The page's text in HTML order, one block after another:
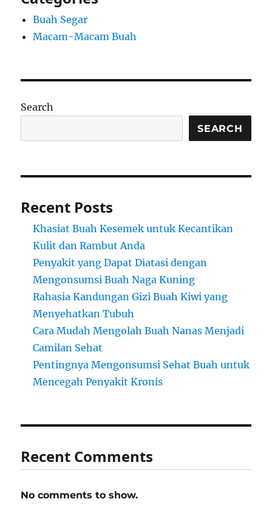
Buah Segar
Macam-Macam Buah
Search
SEARCH
Recent Posts
Khasiat Buah Kesemek untuk Kecantikan
Kulit dan Rambut Anda
Penyakit yang Dapat Diatasi dengan
Mengonsumsi Buah Naga Kuning
Rahasia Kandungan Gizi Buah Kiwi yang
Menyehatkan Tubuh
Cara Mudah Mengolah Buah Nanas Menjadi
Camilan Sehat
Pentingnya Mengonsumsi Sehat Buah untuk
Mencegah Penyakit Kronis
Recent Comments
No comments to show.